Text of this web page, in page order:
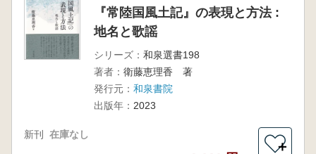
『常陸国風土記』の表現と方法 :
地名と歌謡
シリーズ： 和泉選書198
著者： 衛藤恵理香 著
発行元： 和泉書院
出版年： 2023
新刊 在庫なし
＋